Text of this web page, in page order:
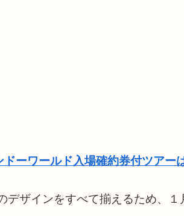
ドーワールド入場確約券付ツアー
デザインをすべて揃えるため、